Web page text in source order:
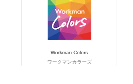
Workman Colors
ワークマンカラーズ